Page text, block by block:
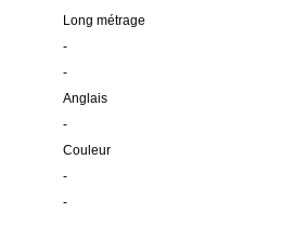
Long métrage
-
-
Anglais
-
Couleur
-
-